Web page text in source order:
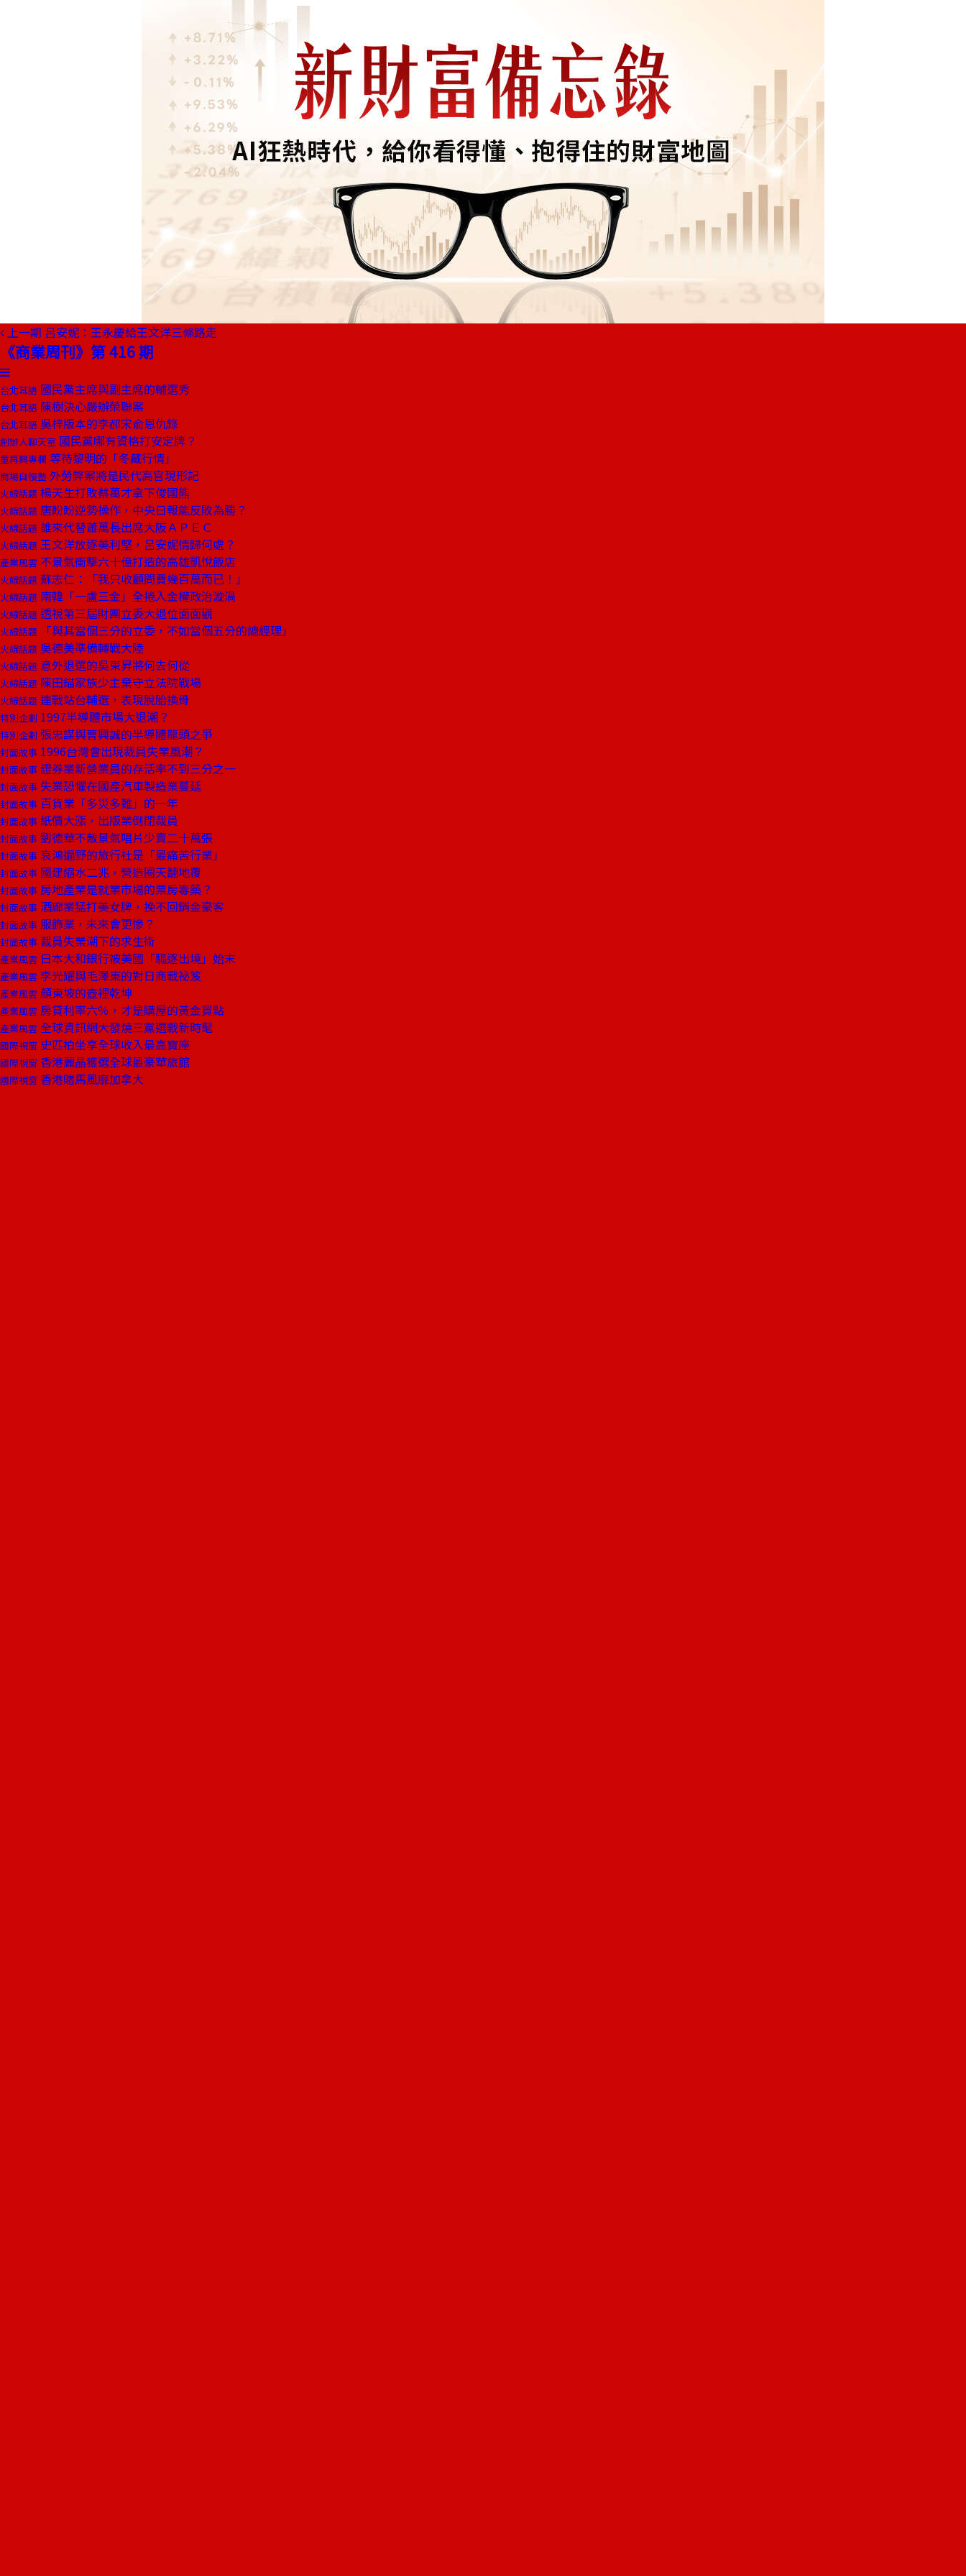
上一期 呂安妮：王永慶給王文洋三條路走
《商業周刊》第 416 期
台北耳語 國民黨主席與副主席的輔選秀
台北耳語 陳樹決心嚴辦榮聯案
台北耳語 吳梓版本的李郝宋俞恩仇錄
創辦人聊天室 國民黨哪有資格打安定牌？
童再興專欄 等待黎明的「冬藏行情」
商場自慢塾 外勞弊案將是民代高官現形記
火線話題 楊天生打敗蔡萬才拿下俊國熊
火線話題 唐盼盼逆勢操作，中央日報能反敗為勝？
火線話題 誰來代替蕭萬長出席大阪ＡＰＥＣ
火線話題 王文洋放逐美利堅，呂安妮情歸何處？
產業風雲 不景氣衝擊六十億打造的高雄凱悅飯店
火線話題 蘇志仁：「我只收顧問費幾百萬而已！」
火線話題 南韓「一盧三金」全捲入金權政治漩渦
火線話題 透視第三屆財團立委大退位面面觀
火線話題 「與其當個三分的立委，不如當個五分的總經理」
火線話題 吳德美準備轉戰大陸
火線話題 意外退選的吳東昇將何去何從
火線話題 陳田錨家族少主棄守立法院戰場
火線話題 連戰站台輔選，表現脫胎換骨
特別企劃 1997半導體市場大退潮？
特別企劃 張忠謀與曹興誠的半導體龍頭之爭
封面故事 1996台灣會出現裁員失業風潮？
封面故事 證券業新營業員的存活率不到三分之一
封面故事 失業恐懼在國產汽車製造業蔓延
封面故事 百貨業「多災多難」的一年
封面故事 紙價大漲，出版業倒閉裁員
封面故事 劉德華不敵景氣唱片少賣二十萬張
封面故事 哀鴻遍野的旅行社是「最痛苦行業」
封面故事 國建縮水二兆，營造圈天翻地覆
封面故事 房地產業是就業市場的票房毒藥？
封面故事 酒廊業猛打美女牌，挽不回銷金豪客
封面故事 服飾業，未來會更慘？
封面故事 裁員失業潮下的求生術
產業風雲 日本大和銀行被美國「驅逐出境」始末
產業風雲 李光耀與毛澤東的對日商戰祕笈
產業風雲 顏東坡的壺裡乾坤
產業風雲 房貸利率六％，才是購屋的黃金買點
產業風雲 全球資訊網大發燒三黨選戰新時髦
國際視窗 史匹柏坐享全球收入最高寶座
國際視窗 香港麗晶獲選全球最豪華旅館
國際視窗 香港賭馬風靡加拿大